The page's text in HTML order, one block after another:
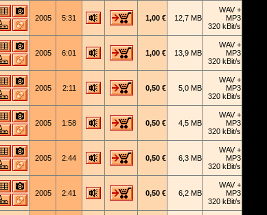
2005 5:31 1,00 € 12,7 MB
WAV +
MP3
320 kBit/s
2005 6:01 1,00 € 13,9 MB
WAV +
MP3
320 kBit/s
2005 2:11 0,50 € 5,0 MB
WAV +
MP3
320 kBit/s
2005 1:58 0,50 € 4,5 MB
WAV +
MP3
320 kBit/s
2005 2:44 0,50 € 6,3 MB
WAV +
MP3
320 kBit/s
2005 2:41 0,50 € 6,2 MB
WAV +
MP3
320 kBit/s